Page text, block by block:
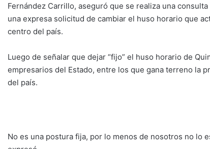
Fernández Carrillo, aseguró que se realiza una
una expresa solicitud de cambiar el huso horario que
centro del país.
Luego de señalar que dejar “fijo” el huso horario de
empresarios del Estado, entre los que gana terreno la
del país.
No es una postura fija, por lo menos de nosotros no lo